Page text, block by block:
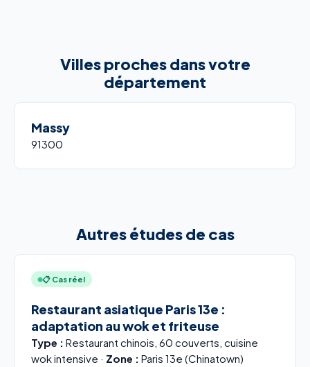
Villes proches dans votre
département
Massy
91300
Autres études de cas
📋 Cas réel
Restaurant asiatique Paris 13e :
adaptation au wok et friteuse
Type : Restaurant chinois, 60 couverts, cuisine
wok intensive · Zone : Paris 13e (Chinatown)